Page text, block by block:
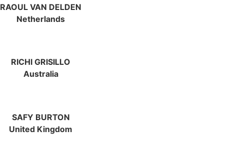
RAOUL VAN DELDEN
Netherlands
RICHI GRISILLO
Australia
SAFY BURTON
United Kingdom